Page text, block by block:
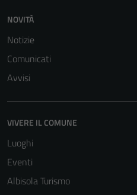
NOVITÀ
Notizie
Comunicati
Avvisi
VIVERE IL COMUNE
Luoghi
Eventi
Albisola Turismo